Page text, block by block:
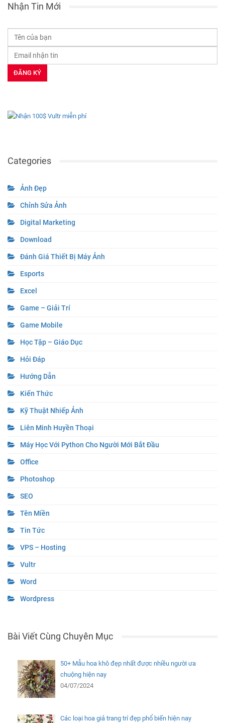
Nhận Tin Mới
Categories
Ảnh Đẹp
Chỉnh Sửa Ảnh
Digital Marketing
Download
Đánh Giá Thiết Bị Máy Ảnh
Esports
Excel
Game – Giải Trí
Game Mobile
Học Tập – Giáo Dục
Hỏi Đáp
Hướng Dẫn
Kiến Thức
Kỹ Thuật Nhiếp Ảnh
Liên Minh Huyền Thoại
Máy Học Với Python Cho Người Mới Bắt Đầu
Office
Photoshop
SEO
Tên Miền
Tin Tức
VPS – Hosting
Vultr
Word
Wordpress
Bài Viết Cùng Chuyên Mục
50+ Mẫu hoa khô đẹp nhất được nhiều người ưa
chuộng hiện nay
04/07/2024
Các loại hoa giả trang trí đẹp phổ biến hiện nay